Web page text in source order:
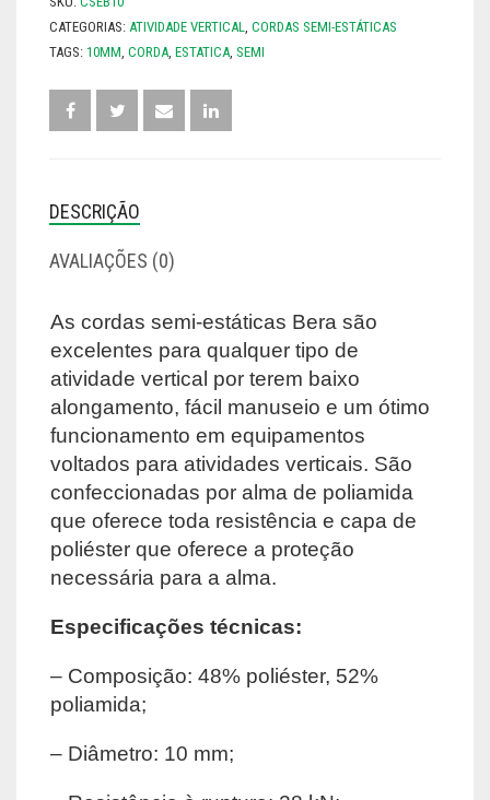
CATEGORIAS: ATIVIDADE VERTICAL, CORDAS SEMI-ESTÁTICAS
TAGS: 10MM, CORDA, ESTATICA, SEMI
DESCRIÇÃO
AVALIAÇÕES (0)
As cordas semi-estáticas Bera são
excelentes para qualquer tipo de
atividade vertical por terem baixo
alongamento, fácil manuseio e um ótimo
funcionamento em equipamentos
voltados para atividades verticais. São
confeccionadas por alma de poliamida
que oferece toda resistência e capa de
poliéster que oferece a proteção
necessária para a alma.
Especificações técnicas:
– Composição: 48% poliéster, 52%
poliamida;
– Diâmetro: 10 mm;